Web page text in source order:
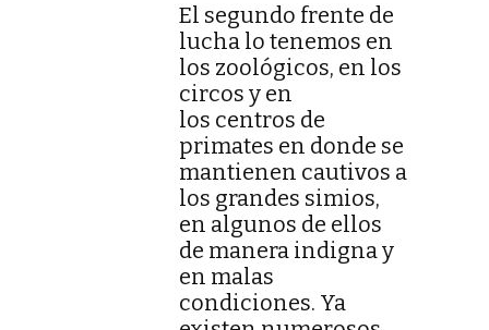
El segundo frente de
lucha lo tenemos en
los zoológicos, en los
circos y en
los centros de
primates en donde se
mantienen cautivos a
los grandes simios,
en algunos de ellos
de manera indigna y
en malas
condiciones. Ya